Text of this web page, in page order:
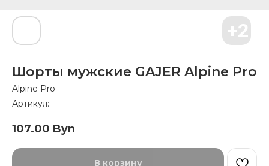
Шорты мужские GAJER Alpine Pro
Alpine Pro
Артикул:
107.00 Byn
В корзину